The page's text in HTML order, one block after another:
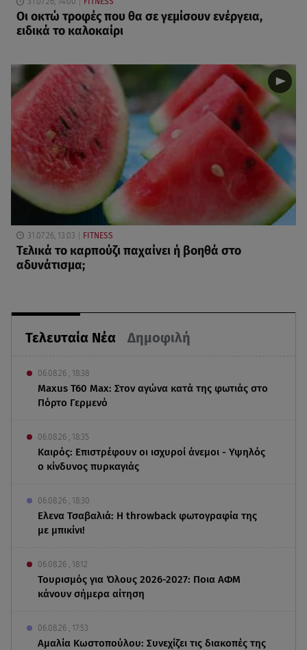
Τελευταία Νέα Δημοφιλή
06.08.26 , 18:38
Maxus T60 Max: Στον αγώνα κατά της φωτιάς στο
Πόρτο Γερμενό
06.08.26 , 18:35
Καιρός: Επιστρέφουν οι ισχυροί άνεμοι - Υψηλός
ο κίνδυνος πυρκαγιάς
06.08.26 , 18:30
Ελενα Τσαβαλιά: Η throwback φωτογραφία της
με μπικίνι!
06.08.26 , 18:12
Τουρισμός για Όλους 2026-2027: Ποια ΑΦΜ
κάνουν σήμερα αίτηση
06.08.26 , 17:53
Αμαλία Κωστοπούλου: Συνεχίζει τις διακοπές της
Oι οκτώ τροφές που θα σε γεμίσουν ενέργεια,
ειδικά το καλοκαίρι
31.07.26, 13:03 FITNESS
Τελικά το καρπούζι παχαίνει ή βοηθά στο
αδυνάτισμα;